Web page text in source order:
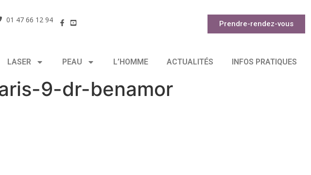
01 47 66 12 94 Prendre-rendez-vous
LASER PEAU L’HOMME ACTUALITÉS INFOS PRATIQUES
9-dr-benamor